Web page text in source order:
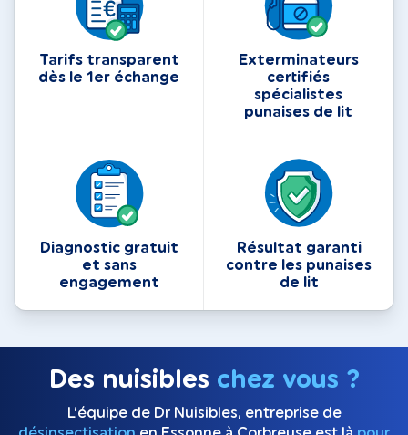
Tarifs transparent
dès le 1er échange
Exterminateurs
certifiés
spécialistes
punaises de lit
Diagnostic gratuit
et sans
engagement
Résultat garanti
contre les punaises
de lit
Des nuisibles chez vous ?
L’équipe de Dr Nuisibles, entreprise de